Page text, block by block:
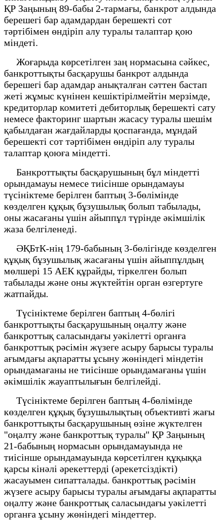
ҚР Заңының 89-бабы 2-тармағы, банкрот алдында
берешегі бар адамдардан берешекті сот
тәртібімен өндіріп алу туралы талаптар қою
міндеті.
Жоғарыда көрсетілген заң нормасына сәйкес,
банкроттықты басқарушы банкрот алдында
берешегі бар адамдар анықталған сәттен бастап
жеті жұмыс күнінен кешіктірілмейтін мерзімде,
кредиторлар комитеті дебиторлық берешекті сату
немесе факторинг шартын жасасу туралы шешім
қабылдаған жағдайларды қоспағанда, мұндай
берешекті сот тәртібімен өндіріп алу туралы
талаптар қоюға міндетті.
Банкроттықты басқарушының бұл міндетті
орындамауы немесе тиісінше орындамауы
түсініктеме берілген баптың 3-бөлімінде
көзделген құқық бұзушылық болып табылады,
оны жасағаны үшін айыппұл түрінде әкімшілік
жаза белгіленеді.
ӘҚБтК-нің 179-бабының 3-бөлігінде көзделген
құқық бұзушылық жасағаны үшін айыппұлдың
мөлшері 15 АЕК құрайды, тіркелген болып
табылады және оны жүктейтін орган өзгертуге
жатпайды.
Түсініктеме берілген баптың 4-бөлігі
банкроттықты басқарушының оңалту және
банкроттық саласындағы уәкілетті органға
банкроттық рәсімін жүзеге асыру барысы туралы
ағымдағы ақпаратты ұсыну жөніндегі міндетін
орындамағаны не тиісінше орындамағаны үшін
әкімшілік жауаптылығын белгілейді.
Түсініктеме берілген баптың 4-бөлімінде
көзделген құқық бұзушылықтың объективті жағы
банкроттықты басқарушының өзіне жүктелген
"оңалту және банкроттық туралы" ҚР Заңының
21-бабының нормасын орындамауында не
тиісінше орындамауында көрсетілген құқыққа
қарсы кінәлі әрекеттерді (әрекетсіздікті)
жасауымен сипатталады. банкроттық рәсімін
жүзеге асыру барысы туралы ағымдағы ақпаратты
оңалту және банкроттық саласындағы уәкілетті
органға ұсыну жөніндегі міндеттер.